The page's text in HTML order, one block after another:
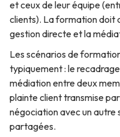
et ceux de leur équipe
clients). La formation doit
gestion directe et la
Les scénarios de
typiquement : le
médiation entre deux
plainte client transmise
négociation avec un autre
partagées.